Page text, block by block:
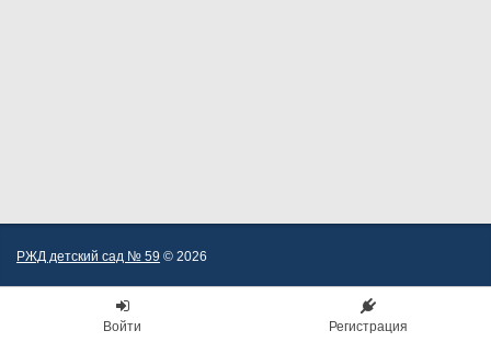
РЖД детский сад № 59 © 2026
Войти Регистрация